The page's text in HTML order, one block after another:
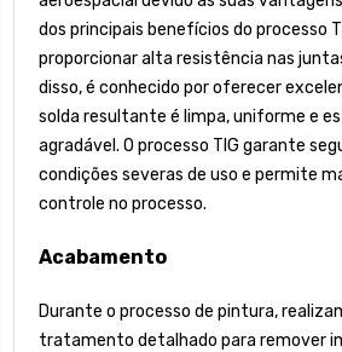
dos principais benefícios do processo
proporcionar alta resistência nas
disso, é conhecido por oferecer
solda resultante é limpa, uniforme e
agradável. O processo TIG garante
condições severas de uso e permite
controle no processo.
Acabamento
Durante o processo de pintura,
tratamento detalhado para remover